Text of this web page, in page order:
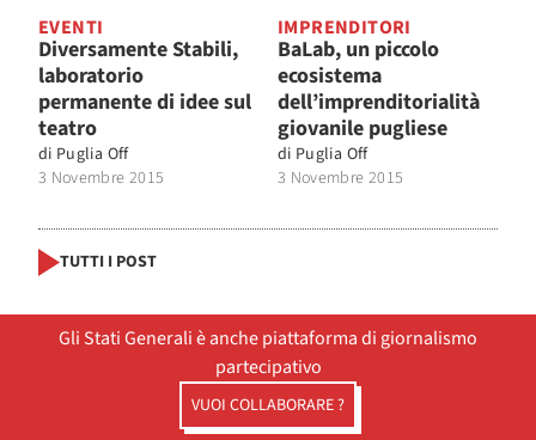
EVENTI
Diversamente Stabili,
laboratorio
permanente di idee sul
teatro
di Puglia Off
3 Novembre 2015
IMPRENDITORI
BaLab, un piccolo
ecosistema
dell’imprenditorialità
giovanile pugliese
di Puglia Off
3 Novembre 2015
TUTTI I POST
Gli Stati Generali è anche piattaforma di giornalismo
partecipativo
VUOI COLLABORARE ?